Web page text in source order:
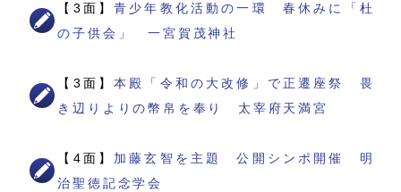
【3面】青少年教化活動の一環 春休みに「杜
の子供会」 一宮賀茂神社
【3面】本殿「令和の大改修」で正遷座祭 畏
き辺りよりの幣帛を奉り 太宰府天満宮
【4面】 加藤玄智を主題 公開シンポ開催 明
治聖徳記念学会